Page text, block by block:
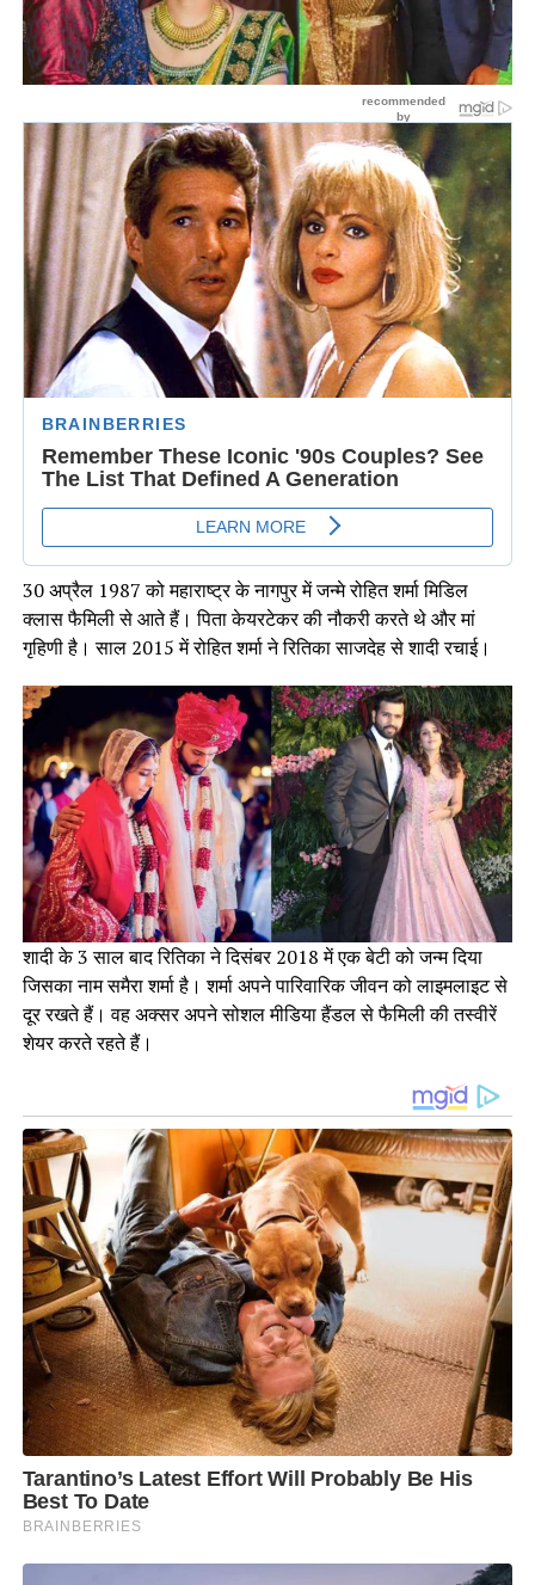
30 अप्रैल 1987 को महाराष्ट्र के नागपुर में जन्मे रोहित शर्मा मिडिल
क्लास फैमिली से आते हैं। पिता केयरटेकर की नौकरी करते थे और मां
गृहिणी है। साल 2015 में रोहित शर्मा ने रितिका साजदेह से शादी रचाई।
शादी के 3 साल बाद रितिका ने दिसंबर 2018 में एक बेटी को जन्म दिया
जिसका नाम समैरा शर्मा है। शर्मा अपने पारिवारिक जीवन को लाइमलाइट से
दूर रखते हैं। वह अक्सर अपने सोशल मीडिया हैंडल से फैमिली की तस्वीरें
शेयर करते रहते हैं।